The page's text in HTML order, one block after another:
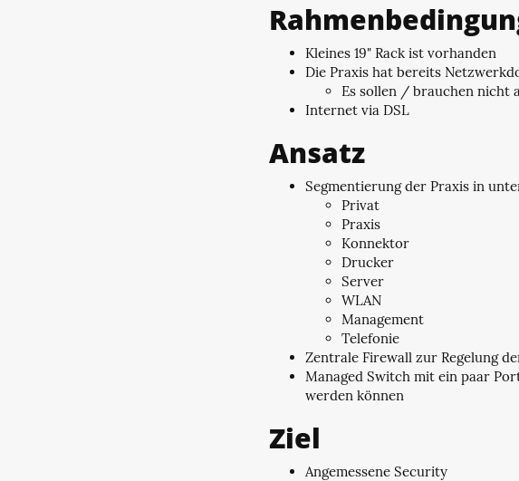
Kleines 19" Rack ist vorhanden
Die Praxis hat bereits
Es sollen / brauchen nicht
Internet via DSL
Ansatz
Segmentierung der Praxis in
Privat
Praxis
Konnektor
Drucker
Server
WLAN
Management
Telefonie
Zentrale Firewall zur Regelung
Managed Switch mit ein paar
werden können
Ziel
Angemessene Security